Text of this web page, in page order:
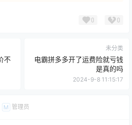
0 0
不
未分类
电霸拼多多开了运费险就亏钱
是真的吗
2024-9-8 11:15:17
M 管理员